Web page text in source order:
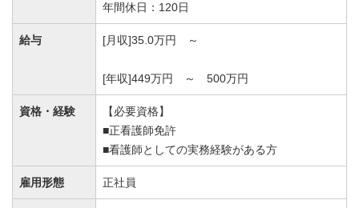
年間休日：120日
給与 [月収]35.0万円 ～
[年収]449万円 ～ 500万円
資格・経験
【必要資格】
■正看護師免許
■看護師としての実務経験がある方
雇用形態 正社員